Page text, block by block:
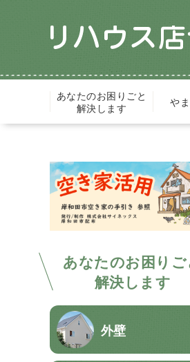
あなたのお困りごと
解決します
や
あなたのお困りご
解決します
外壁